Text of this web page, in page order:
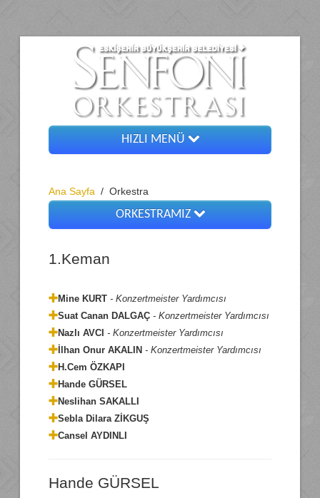
HIZLI MENÜ
Yönetim
Orkestra
Hakkımızda
Arşiv Gösteriler
İletişim
English
Ana Sayfa / Orkestra
ORKESTRAMIZ
2.Keman
Viyolonsel
Kontrabas
Flüt
Obua
Klarinet
Fagot
1.Keman
Mine KURT - Konzertmeister Yardımcısı
Suat Canan DALGAÇ - Konzertmeister Yardımcısı
Nazlı AVCI - Konzertmeister Yardımcısı
İlhan Onur AKALIN - Konzertmeister Yardımcısı
H.Cem ÖZKAPI
Hande GÜRSEL
Neslihan SAKALLI
Sebla Dilara ZİKGUŞ
Cansel AYDINLI
Hande GÜRSEL